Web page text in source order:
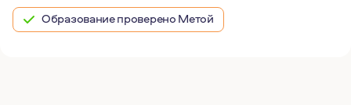
Образование проверено Метой